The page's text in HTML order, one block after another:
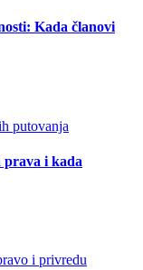
Kada članovi
prava i kada